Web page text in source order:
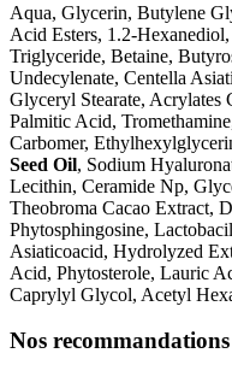
Aqua, Glycerin, Butylene
Acid Esters, 1.2-
Triglyceride, Betaine,
Undecylenate, Centella
Glyceryl Stearate,
Palmitic Acid,
Carbomer,
Seed Oil, Sodium
Lecithin, Ceramide Np,
Theobroma Cacao Extract,
Phytosphingosine,
Asiaticoacid, Hydrolyzed
Acid, Phytosterole, Lauric
Caprylyl Glycol, Acetyl
Nos recommandations